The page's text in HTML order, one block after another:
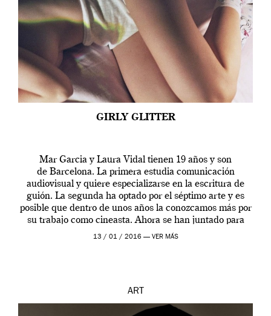
GIRLY GLITTER
Mar Garcia y Laura Vidal tienen 19 años y son
de Barcelona. La primera estudia comunicación
audiovisual y quiere especializarse en la escritura de
guión. La segunda ha optado por el séptimo arte y es
posible que dentro de unos años la conozcamos más por
su trabajo como cineasta. Ahora se han juntado para
contarnos una […]
13 / 01 / 2016 — VER MÁS
ART